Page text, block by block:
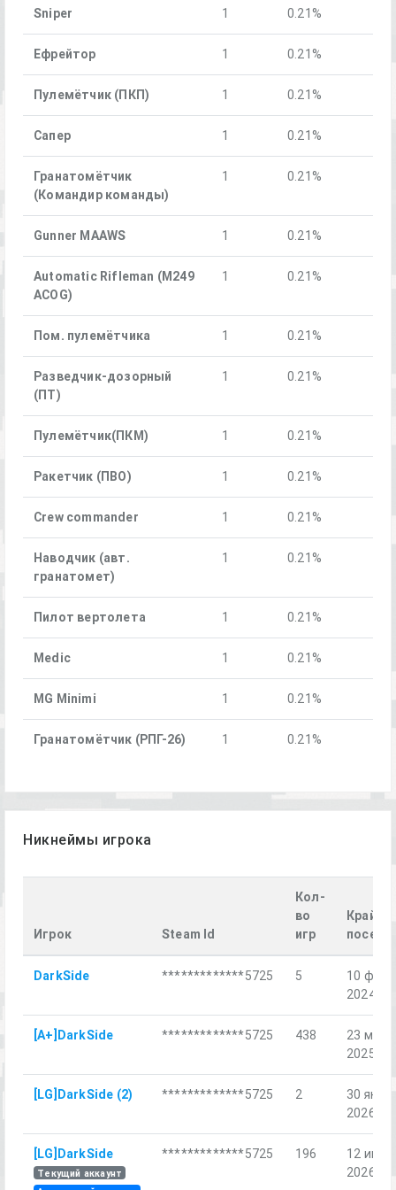
Sniper 1 0.21%
Ефрейтор 1 0.21%
Пулемётчик (ПКП) 1 0.21%
Сапер 1 0.21%
Гранатомётчик
(Командир команды)
1 0.21%
Gunner MAAWS 1 0.21%
Automatic Rifleman (M249
ACOG)
1 0.21%
Пом. пулемётчика 1 0.21%
Разведчик-дозорный
(ПТ)
1 0.21%
Пулемётчик(ПКM) 1 0.21%
Ракетчик (ПВО) 1 0.21%
Crew commander 1 0.21%
Наводчик (авт.
гранатомет)
1 0.21%
Пилот вертолета 1 0.21%
Medic 1 0.21%
MG Minimi 1 0.21%
Гранатомётчик (РПГ-26) 1 0.21%
Никнеймы игрока
Игрок Steam Id
Кол-
во
игр
DarkSide *************5725 5
10
2024 г.
[A+]DarkSide *************5725 438
23 мар.
2025 г.
[LG]DarkSide (2) *************5725 2
30 янв.
2026 г.
[LG]DarkSide
Текущий аккаунт
*************5725 196
12 июл.
2026 г.